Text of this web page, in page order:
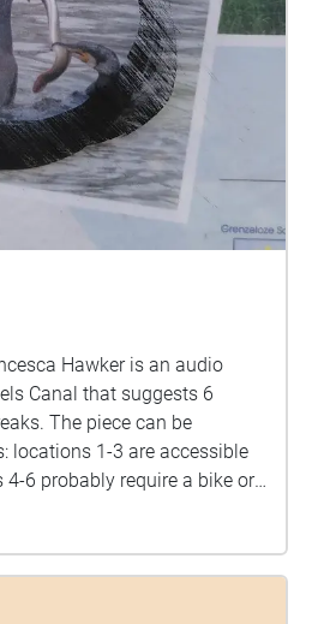
Hawker is an audio
Canal that suggests 6
The piece can be
locations 1-3 are accessible
6 probably require a bike or
Loredana Marchi Bridge